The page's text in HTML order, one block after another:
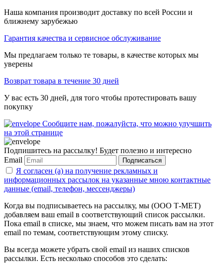
Наша компания производит доставку по всей России и
ближнему зарубежью
Гарантия качества и сервисное обслуживание
Мы предлагаем только те товары, в качестве которых мы
уверены
Возврат товара в течение 30 дней
У вас есть 30 дней, для того чтобы протестировать вашу
покупку
Сообщите нам, пожалуйста, что можно улучшить
на этой странице
Подпишитесь на рассылку! Будет полезно и интересно
Email
Подписаться
Я согласен (а) на получение рекламных и
информационных рассылок на указанные мною контактные
данные (email, телефон, мессенджеры)
Когда вы подписываетесь на рассылку, мы (ООО Т-МЕТ)
добавляем ваш email в соответствующий список рассылки.
Пока email в списке, мы знаем, что можем писать вам на этот
email по темам, соответствующим этому списку.
Вы всегда можете убрать свой email из наших списков
рассылки. Есть несколько способов это сделать: